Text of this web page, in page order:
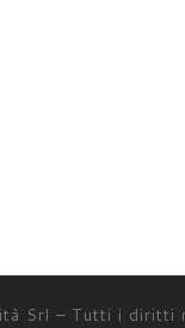
Srl – Tutti i diritti